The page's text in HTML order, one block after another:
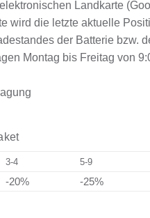
Landkarte (
wird die letzte aktuelle
der Batterie bzw.
Montag bis Freitag von
3-4 5-9
-20% -25%